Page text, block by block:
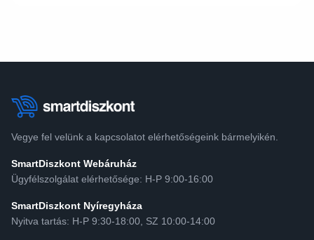
Vegye fel velünk a kapcsolatot elérhetőségeink bármelyikén.
SmartDiszkont Webáruház
Ügyfélszolgálat elérhetősége: H-P 9:00-16:00
SmartDiszkont Nyíregyháza
Nyitva tartás: H-P 9:30-18:00, SZ 10:00-14:00